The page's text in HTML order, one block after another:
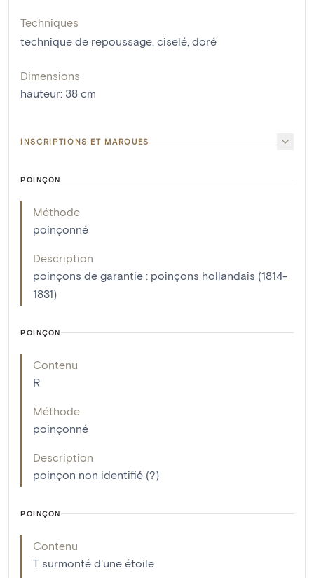
Techniques
technique de repoussage, ciselé, doré
Dimensions
hauteur: 38 cm
INSCRIPTIONS ET MARQUES
POINÇON
Méthode
poinçonné
Description
poinçons de garantie : poinçons hollandais (1814-
1831)
POINÇON
Contenu
R
Méthode
poinçonné
Description
poinçon non identifié (?)
POINÇON
Contenu
T surmonté d'une étoile